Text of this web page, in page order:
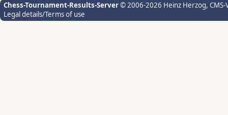
Chess-Tournament-Results-Server© 2006-2026 Heinz Herzog,
Legal details/Terms of use